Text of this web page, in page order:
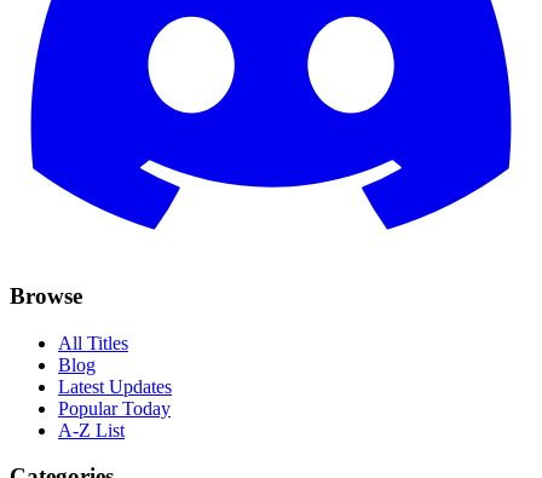
Browse
All Titles
Blog
Latest Updates
Popular Today
A-Z List